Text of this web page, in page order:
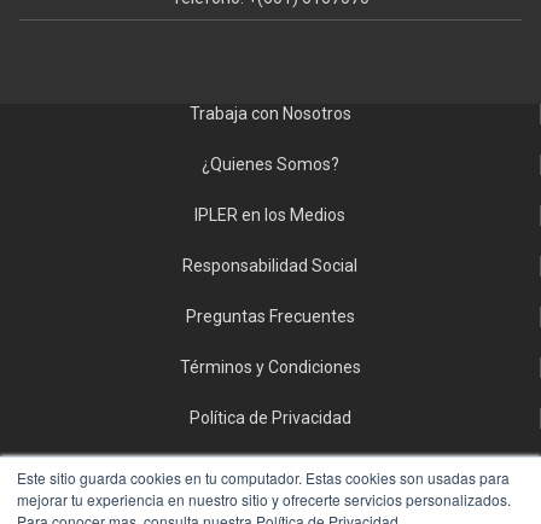
Este sitio guarda cookies en tu computador. Estas cookies son usadas para
mejorar tu experiencia en nuestro sitio y ofrecerte servicios personalizados.
Trabaja con Nosotros
¿Quienes Somos?
IPLER en los Medios
Responsabilidad Social
Preguntas Frecuentes
Términos y Condiciones
Política de Privacidad